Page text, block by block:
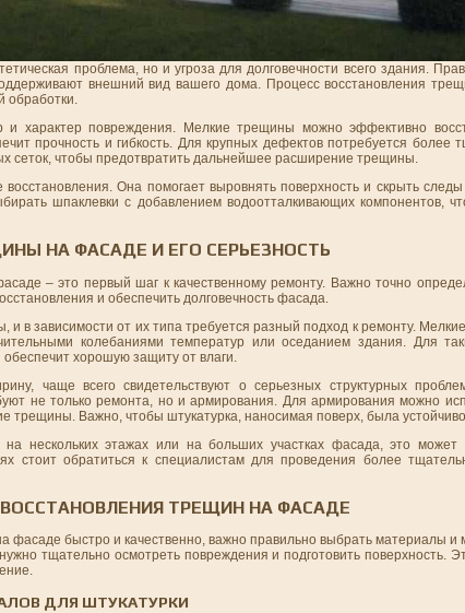
проблема, но и угроза для долговечности всего здания.
внешний вид вашего дома. Процесс восстановления
обработки.
и характер повреждения. Мелкие трещины можно эффективно
прочность и гибкость. Для крупных дефектов потребуется
сеток, чтобы предотвратить дальнейшее расширение трещины.
Она помогает выровнять поверхность и скрыть
шпаклевки с добавлением водоотталкивающих компонентов,
НА ФАСАДЕ И ЕГО СЕРЬЕЗНОСТЬ
– это первый шаг к качественному ремонту. Важно точно
и обеспечить долговечность фасада.
и в зависимости от их типа требуется разный подход к ремонту.
колебаниями температур или оседанием здания. Для
хорошую защиту от влаги.
чаще всего свидетельствуют о серьезных структурных
не только ремонта, но и армирования. Для армирования можно
Важно, чтобы штукатурка, наносимая поверх, была
нескольких этажах или на больших участках фасада, это может
стоит обратиться к специалистам для проведения более
ТРЕЩИН НА ФАСАДЕ
фасаде быстро и качественно, важно правильно выбрать материалы и
тщательно осмотреть повреждения и подготовить поверхность.
ДЛЯ ШТУКАТУРКИ